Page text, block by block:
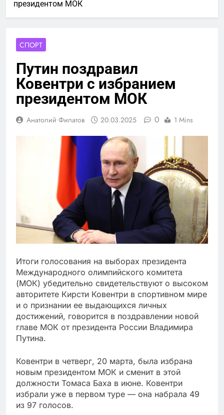
президентом МОК
СПОРТ
Путин поздравил
Ковентри с избранием
президентом МОК
Анатолий Филатов 20.03.2025 0 1 Mins
Итоги голосования на выборах президента
Международного олимпийского комитета
(МОК) убедительно свидетельствуют о высоком
авторитете Кирсти Ковентри в спортивном мире
и о признании ее выдающихся личных
достижений, говорится в поздравлении новой
главе МОК от президента России Владимира
Путина.
Ковентри в четверг, 20 марта, была избрана
новым президентом МОК и сменит в этой
должности Томаса Баха в июне. Ковентри
избрали уже в первом туре — она набрала 49
из 97 голосов.